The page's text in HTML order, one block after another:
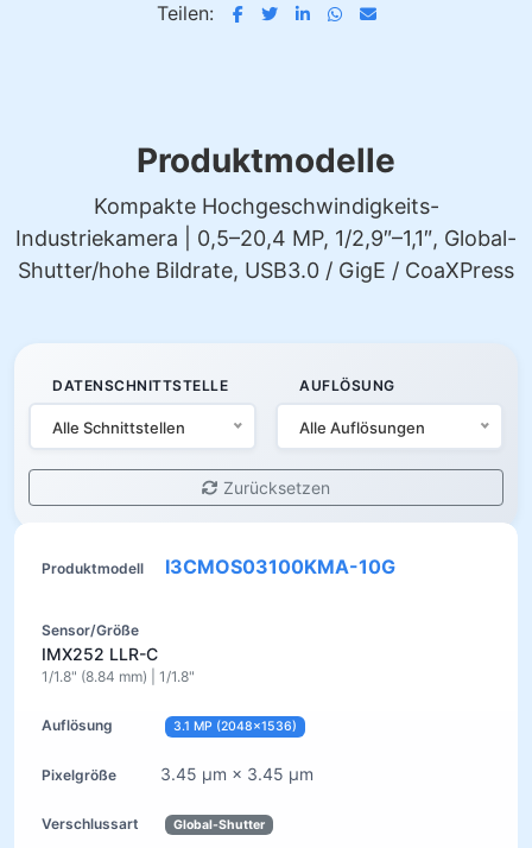
Teilen:
Produktmodelle
Kompakte Hochgeschwindigkeits-
Industriekamera | 0,5–20,4 MP, 1/2,9″–1,1″, Global-
Shutter/hohe Bildrate, USB3.0 / GigE / CoaXPress
DATENSCHNITTSTELLE
Alle Schnittstellen
AUFLÖSUNG
Alle Auflösungen
Zurücksetzen
I3CMOS03100KMA-10G
IMX252 LLR-C
1/1.8" (8.84 mm) | 1/1.8"
3.1 MP (2048×1536)
3.45 µm × 3.45 µm
Global-Shutter